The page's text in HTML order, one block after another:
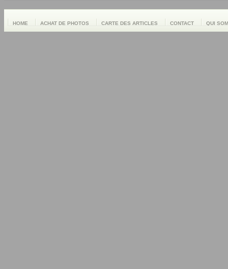
HOME ACHAT DE PHOTOS CARTE DES ARTICLES CONTACT QUI